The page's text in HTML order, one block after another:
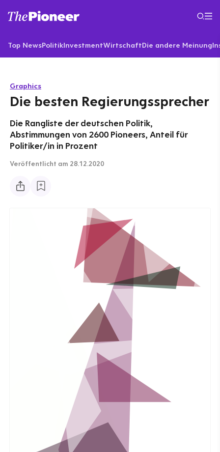
Top NewsPolitikInvestmentWirtschaftDie andere Meinung
Graphics
Die besten Regierungssprecher
Die Rangliste der deutschen Politik,
Abstimmungen von 2600 Pioneers, Anteil für
Politiker/in in Prozent
Veröffentlicht am 28.12.2020